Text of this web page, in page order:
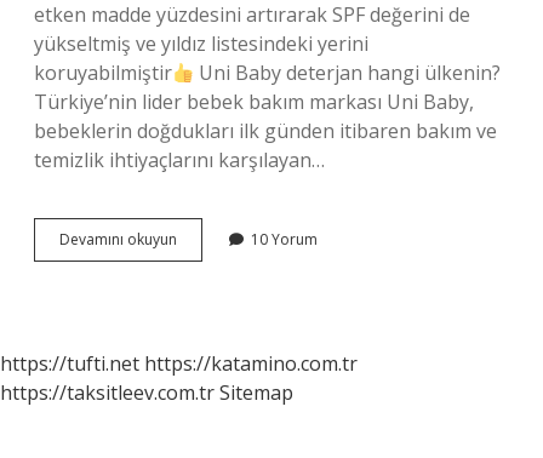
etken madde yüzdesini artırarak SPF değerini de
yükseltmiş ve yıldız listesindeki yerini
koruyabilmiştir
Uni Baby deterjan hangi ülkenin?
Türkiye’nin lider bebek bakım markası Uni Baby,
bebeklerin doğdukları ilk günden itibaren bakım ve
temizlik ihtiyaçlarını karşılayan…
Devamını okuyun
Baby
10 Yorum
https://tufti.net https://katamino.com.tr
https://taksitleev.com.trSitemap